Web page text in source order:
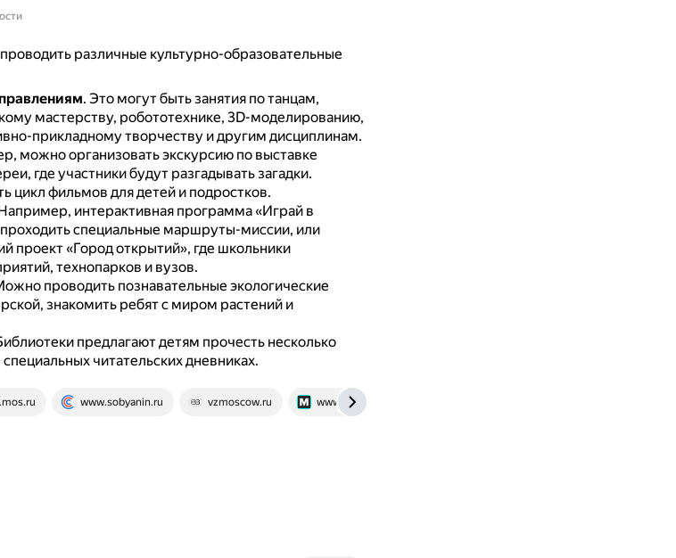
различные культурно-образовательные
. Это могут быть занятия по танцам,
мастерству, робототехнике, 3D-моделированию,
прикладному творчеству и другим дисциплинам.
можно организовать экскурсию по выставке
где участники будут разгадывать загадки.
цикл фильмов для детей и подростков.
интерактивная программа «Играй в
проходить специальные маршруты-миссии, или
проект «Город открытий», где школьники
технопарков и вузов.
проводить познавательные экологические
знакомить ребят с миром растений и
предлагают детям прочесть несколько
читательских дневниках.
www.sobyanin.ru vzmoscow.ru www.m24.ru